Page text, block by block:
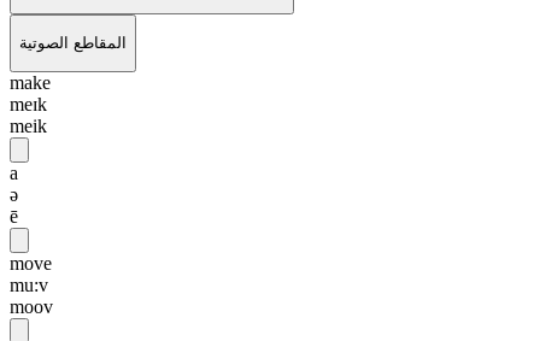
المقاطع الصوتية
make
meɪk
meik
a
ə
ē
move
mu:v
moov